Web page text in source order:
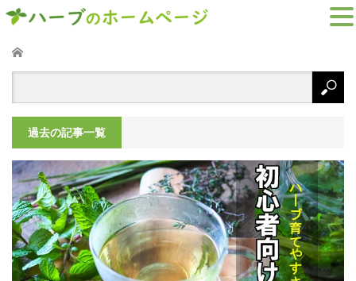
ホーム
過去の記事一覧